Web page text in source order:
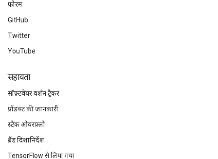
फ़ोरम
GitHub
Twitter
YouTube
सहायता
सॉफ़्टवेयर वर्शन ट्रैकर
प्रॉडक्ट की जानकारी
स्टैक ओवरफ़्लो
ब्रैंड दिशानिर्देश
TensorFlow से लिया गया